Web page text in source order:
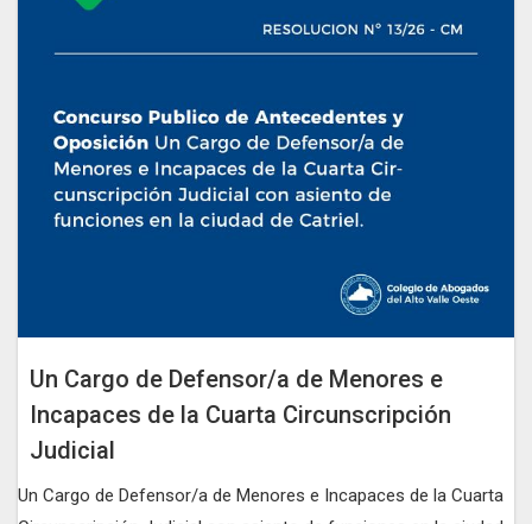
Un Cargo de Defensor/a de Menores e
Incapaces de la Cuarta Circunscripción
Judicial
Un Cargo de Defensor/a de Menores e Incapaces de la Cuarta